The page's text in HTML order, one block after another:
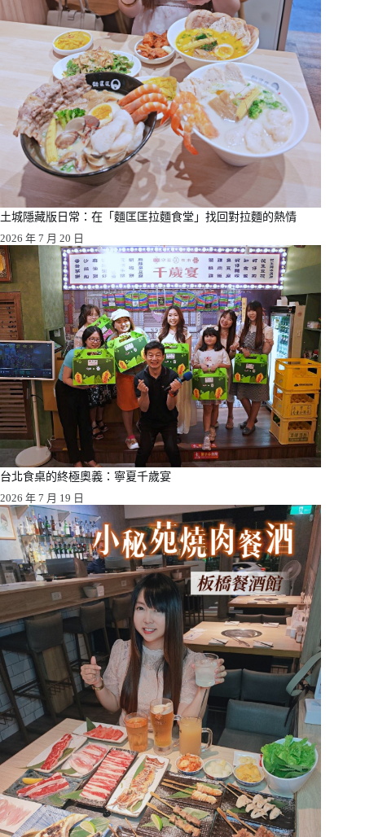
土城隱藏版日常：在「麵匡匡拉麵食堂」找回對拉麵的熱情
2026 年 7 月 20 日
台北食桌的終極奧義：寧夏千歲宴
2026 年 7 月 19 日